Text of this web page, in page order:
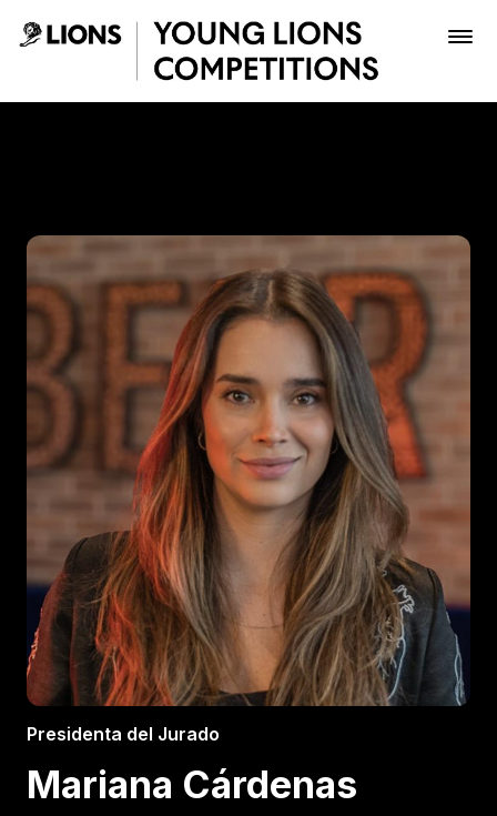
Saltar al contenido principal
Inscribir
Boletería
Presidenta del Jurado
Mariana Cárdenas